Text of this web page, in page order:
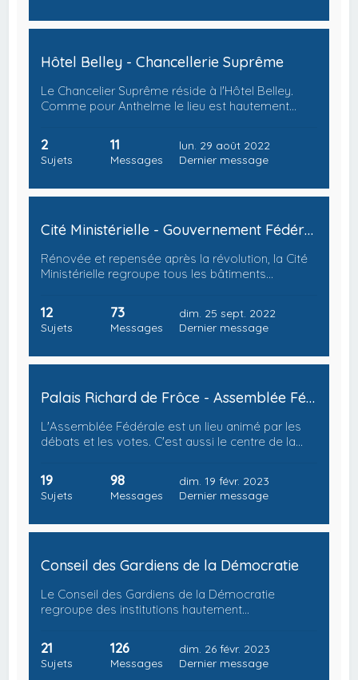
Hôtel Belley - Chancellerie Suprême
Le Chancelier Suprême réside à l'Hôtel Belley.
Comme pour Anthelme le lieu est hautement…
2
Sujets
11
Messages
lun. 29 août 2022
Dernier message
Cité Ministérielle - Gouvernement Fédéral
Rénovée et repensée après la révolution, la Cité
Ministérielle regroupe tous les bâtiments…
12
Sujets
73
Messages
dim. 25 sept. 2022
Dernier message
Palais Richard de Frôce - Assemblée Fédérale
L'Assemblée Fédérale est un lieu animé par les
débats et les votes. C'est aussi le centre de la…
19
Sujets
98
Messages
dim. 19 févr. 2023
Dernier message
Conseil des Gardiens de la Démocratie
Le Conseil des Gardiens de la Démocratie
regroupe des institutions hautement…
21
Sujets
126
Messages
dim. 26 févr. 2023
Dernier message